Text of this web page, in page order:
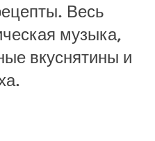
Весь
музыка,
вкуснятины и